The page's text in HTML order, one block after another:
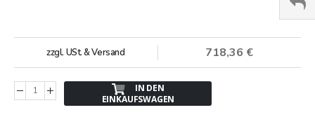
718,36 €
zzgl. USt. & Versand
IN DEN
EINKAUFSWAGEN